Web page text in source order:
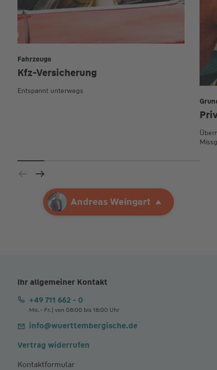
Ihre AgenturAndreas Weingart
Andreas Weingart
Kfz-Versicherung
Fahrzeuge
Entspannt unterwegs
Ihr allgemeiner Kontakt
+49 711 662 - 0
Mo. - Fr. | von 08:00 bis 18:00 Uhr
info@wuerttembergische.de
Vertrag widerrufen
Kontaktformular